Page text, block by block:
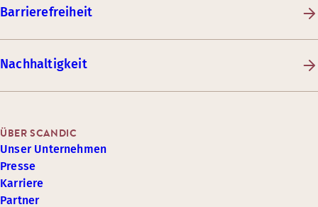
Barrierefreiheit
Nachhaltigkeit
ÜBER SCANDIC
Unser Unternehmen
Presse
Karriere
Partner